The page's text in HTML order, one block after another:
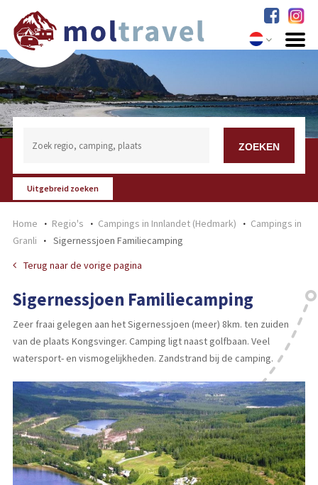
Uitgebreid zoeken
Home Regio's Campings in Innlandet (Hedmark)
Campings in
Granli
Sigernessjoen Familiecamping
Terug naar de vorige pagina
Sigernessjoen Familiecamping
Zeer fraai gelegen aan het Sigernessjoen (meer) 8km. ten zuiden
van de plaats Kongsvinger. Camping ligt naast golfbaan. Veel
watersport- en vismogelijkheden. Zandstrand bij de camping.